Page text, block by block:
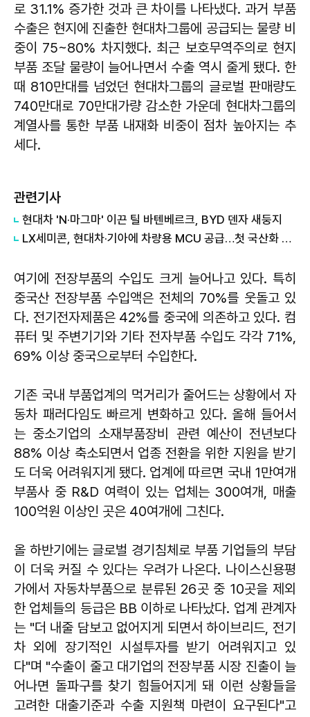
로 31.1% 증가한 것과 큰 차이를 나타냈다. 과거 부품
수출은 현지에 진출한 현대차그룹에 공급되는 물량 비
중이 75~80% 차지했다. 최근 보호무역주의로 현지
부품 조달 물량이 늘어나면서 수출 역시 줄게 됐다. 한
때 810만대를 넘었던 현대차그룹의 글로벌 판매량도
740만대로 70만대가량 감소한 가운데 현대차그룹의
계열사를 통한 부품 내재화 비중이 점차 높아지는 추
세다.
관련기사
현대차 'N·마그마' 이끈 틸 바텐베르크, BYD 덴자 새둥지
LX세미콘, 현대차·기아에 차량용 MCU 공급…첫 국산화 결실
여기에 전장부품의 수입도 크게 늘어나고 있다. 특히
중국산 전장부품 수입액은 전체의 70%를 웃돌고 있
다. 전기전자제품은 42%를 중국에 의존하고 있다. 컴
퓨터 및 주변기기와 기타 전자부품 수입도 각각 71%,
69% 이상 중국으로부터 수입한다.
기존 국내 부품업계의 먹거리가 줄어드는 상황에서 자
동차 패러다임도 빠르게 변화하고 있다. 올해 들어서
는 중소기업의 소재부품장비 관련 예산이 전년보다
88% 이상 축소되면서 업종 전환을 위한 지원을 받기
도 더욱 어려워지게 됐다. 업계에 따르면 국내 1만여개
부품사 중 R&D 여력이 있는 업체는 300여개, 매출
100억원 이상인 곳은 40여개에 그친다.
올 하반기에는 글로벌 경기침체로 부품 기업들의 부담
이 더욱 커질 수 있다는 우려가 나온다. 나이스신용평
가에서 자동차부품으로 분류된 26곳 중 10곳을 제외
한 업체들의 등급은 BB 이하로 나타났다. 업계 관계자
는 "더 내줄 담보고 없어지게 되면서 하이브리드, 전기
차 외에 장기적인 시설투자를 받기 어려워지고 있
다"며 "수출이 줄고 대기업의 전장부품 시장 진출이 늘
어나면 돌파구를 찾기 힘들어지게 돼 이런 상황들을
고려한 대출기준과 수출 지원책 마련이 요구된다"고